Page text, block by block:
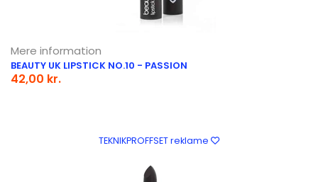
Mere information
BEAUTY UK LIPSTICK NO.10 - PASSION
42,00 kr.
TEKNIKPROFFSET reklame